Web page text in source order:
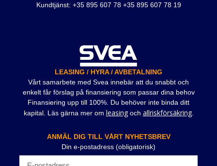
Kundtjänst: +35 895 607 78 +35 895 607 78 19
LEASING / HYRA / AVBETALNING
Vårt samarbete med Svea innebär att du snabbt och
enkelt får förslag på finansiering som passar dina behov
Finansiering upp till 100%. Du behöver inte binda ditt
kapital. Läs gärna mer om leasingoch allriskförsäkring.
ANMÄL DIG TILL VÅRT NYHETSBREV
Din e-postadress (obligatorisk)